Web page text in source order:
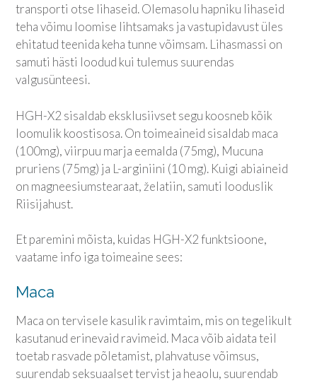
transporti otse lihaseid. Olemasolu hapniku lihaseid
teha võimu loomise lihtsamaks ja vastupidavust üles
ehitatud teenida keha tunne võimsam. Lihasmassi on
samuti hästi loodud kui tulemus suurendas
valgusünteesi.
HGH-X2 sisaldab eksklusiivset segu koosneb kõik
loomulik koostisosa. On toimeaineid sisaldab maca
(100mg), viirpuu marja eemalda (75mg), Mucuna
pruriens (75mg) ja L-arginiini (10 mg). Kuigi abiaineid
on magneesiumstearaat, želatiin, samuti looduslik
Riisijahust.
Et paremini mõista, kuidas HGH-X2 funktsioone,
vaatame info iga toimeaine sees:
Maca
Maca on tervisele kasulik ravimtaim, mis on tegelikult
kasutanud erinevaid ravimeid. Maca võib aidata teil
toetab rasvade põletamist, plahvatuse võimsus,
suurendab seksuaalset tervist ja heaolu, suurendab